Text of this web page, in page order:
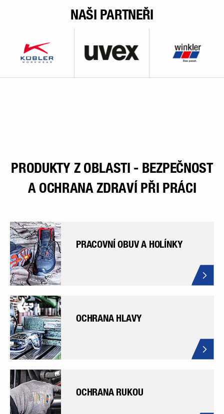
NAŠI PARTNEŘI
PRODUKTY Z OBLASTI - BEZPEČNOST
A OCHRANA ZDRAVÍ PŘI PRÁCI
PRACOVNÍ OBUV A HOLÍNKY
OCHRANA HLAVY
OCHRANA RUKOU